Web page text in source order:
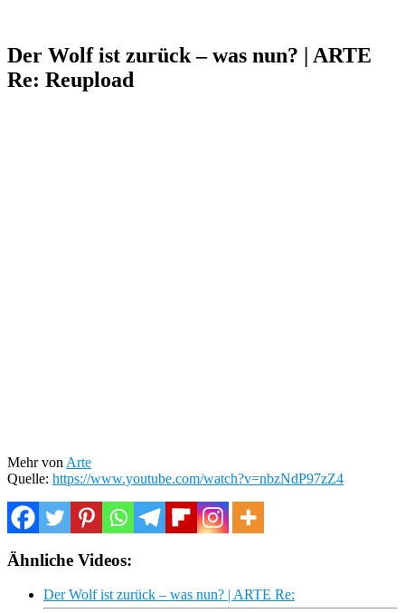
Der Wolf ist zurück – was nun? | ARTE
Re: Reupload
Mehr von Arte
Quelle: https://www.youtube.com/watch?v=nbzNdP97zZ4
Ähnliche Videos:
Der Wolf ist zurück – was nun? | ARTE Re: